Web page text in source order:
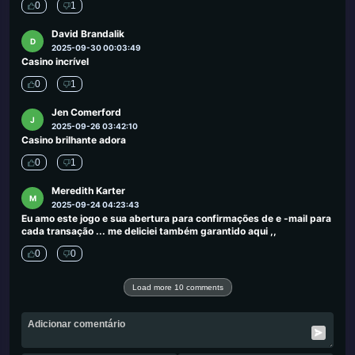
0 1
D
David Brandalik
2025-09-30 00:03:49
Casino incrível
0 1
J
Jen Comerford
2025-09-26 03:42:10
Casino brilhante adora
0 1
M
Meredith Karter
2025-09-24 04:23:43
Eu amo este jogo e sua abertura para confirmações de e -mail para
cada transação ... me deliciei também garantido aqui ,,
0 0
Load more 10 comments